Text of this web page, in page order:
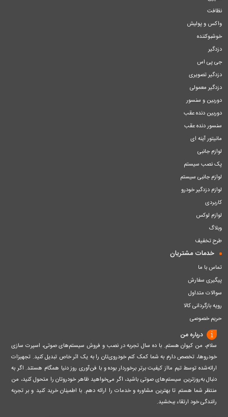
نظافت
واکس و پولیش
خوشبوکننده
دزدگیر
جی پی اس
دزدگیر تصویری
دزدگیر معمولی
دوربین و سنسور
دوربین دنده عقب
سنسور دنده عقب
مانیتور آینه ای
لوازم جانبی
پک نصب سیستم
لوازم جانبی سیستم
لوازم دزدگیر خودرو
کاربردی
لوازم لوکس
وبلاگ
طرح تخفیف
خدمات مشتریان
تماس با ما
پیگیری سفارش
سوالات متداول
رویه بازگردانی کالا
حریم خصوصی
درباره من
سلام، من کیوان هستم. با ده سال تجربه در نصب و فروش سیستم‌های صوتی، اسپرت سازی
خودروها، تخصص دارم به شما کمک کنم خودروی‌تان را به یک اثر خاص تبدیل کنید. تجهیزات
ارائه‌شده توسط تیم مااز کیفیت برتر برخوردار بوده و با فن‌آوری روز دنیا همگام هستند. اگر به
دنبال به‌روزترین سیستم‌های صوتی باشید، اگر می‌خواهید ظاهر خودروتان را متحول کنید، من
منتظر شما هستم تا بهترین مشاوره و خدمات را ارائه دهم. با اطمینان خرید کنید و بر تجربه
رانندگی خود ارتقاء ببخشید.